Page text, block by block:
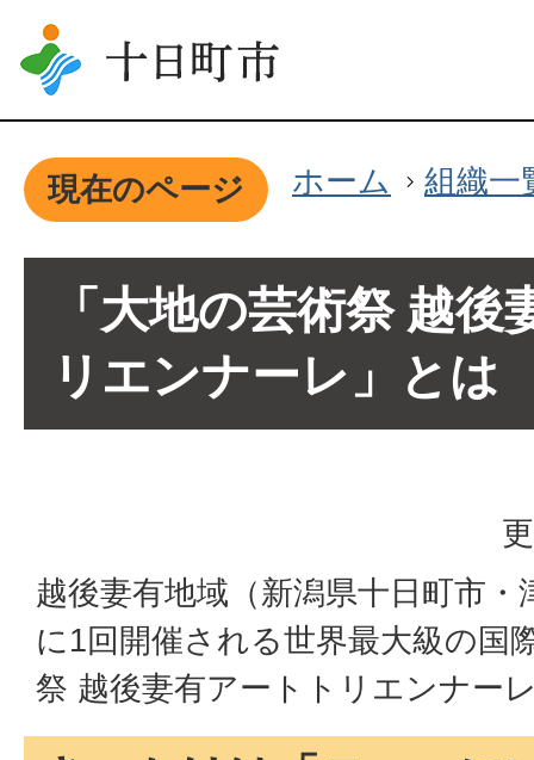
現在のページ ホーム 組織一
「大地の芸術祭 越後
リエンナーレ」とは
越後妻有地域（新潟県十日町市
に1回開催される世界最大級の国
祭 越後妻有アートトリエンナー